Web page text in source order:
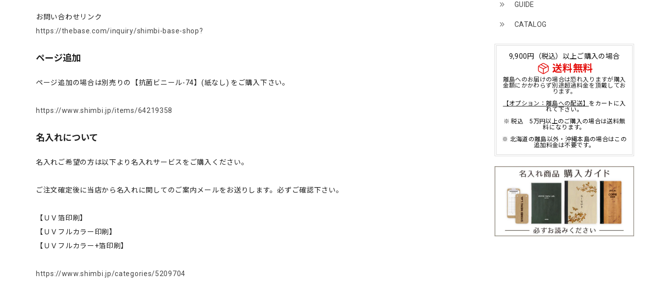
GUIDE
CATALOG
9,900円（税込）以上ご購入の場合
送料無料
離島へのお届けの場合は恐れ入りますが購入
金額にかかわらず別途超過料金を頂戴してお
ります。
【オプション：離島への配送】 をカートに入
れて下さい。
※ 税込 5万円以上のご購入の場合は送料無
料になります。
※ 北海道の離島以外・沖縄本島の場合はこの
追加料金は不要です。
お問い合わせリンク
https://thebase.com/inquiry/shimbi-base-shop?
ページ追加
ページ追加の場合は別売りの【抗菌ビニール-74】(紙なし) をご購入下さい。
https://www.shimbi.jp/items/64219358
名入れについて
名入れご希望の方は以下より名入れサービスをご購入ください。
ご注文確定後に当店から名入れに関してのご案内メールをお送りします。必ずご確認下さい。
【ＵＶ箔印刷】
【ＵＶフルカラー印刷】
【ＵＶフルカラー+箔印刷】
https://www.shimbi.jp/categories/5209704